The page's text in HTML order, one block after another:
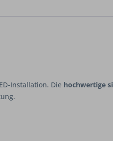
Installation. Die hochwertige